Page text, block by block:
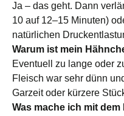
Ja – das geht. Dann
10 auf 12–15 Minuten)
natürlichen
Warum ist mein
Eventuell zu lange oder
Fleisch war sehr dünn
Garzeit oder kürzere
Was mache ich mit